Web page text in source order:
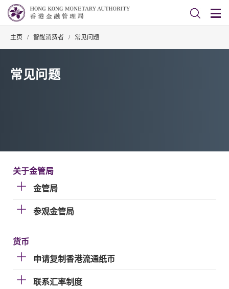
主页 / 智醒消费者 / 常见问题
常见问题
关于金管局
金管局
参观金管局
货币
申请复制香港流通纸币
联系汇率制度